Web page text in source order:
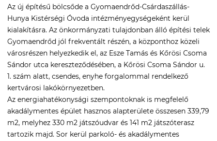
Az új építésű bölcsőde a Gyomaendrőd-Csárdaszállás-
Hunya Kistérségi Óvoda intézményegységeként kerül
kialakításra. Az önkormányzati tulajdonban álló építési telek
Gyomaendrőd jól frekventált részén, a központhoz közeli
városrészen helyezkedik el, az Esze Tamás és Kőrösi Csoma
Sándor utca kereszteződésében, a Kőrösi Csoma Sándor u.
1. szám alatt, csendes, enyhe forgalommal rendelkező
kertvárosi lakókörnyezetben.
Az energiahatékonysági szempontoknak is megfelelő
akadálymentes épület hasznos alapterülete összesen 339,79
m2, melyhez 330 m2 játszóudvar és 141 m2 játszóterasz
tartozik majd. Sor kerül parkoló- és akadálymentes